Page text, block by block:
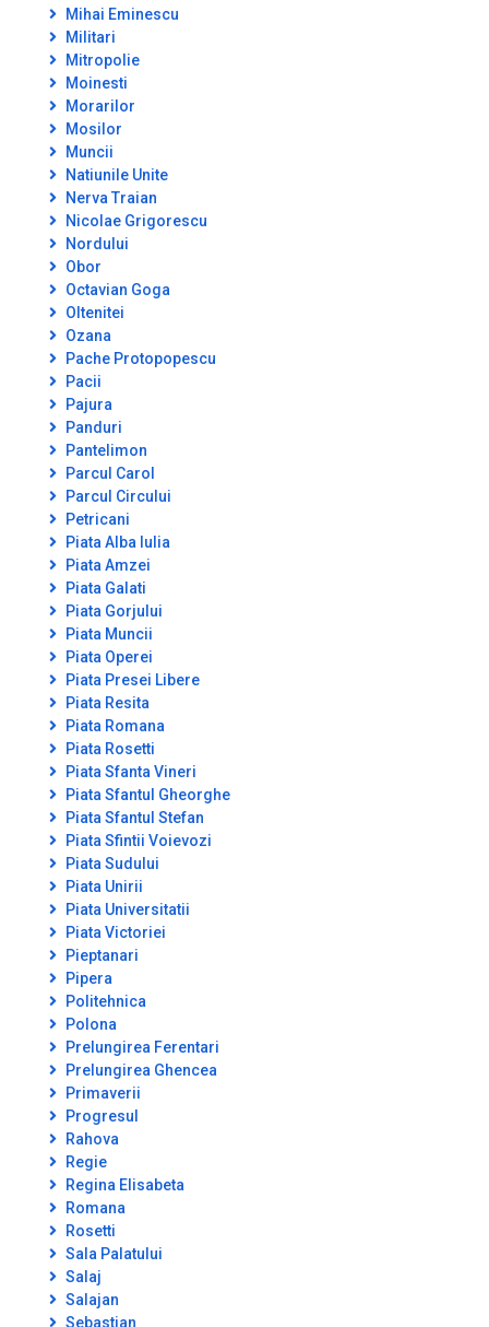
Mihai Eminescu
Militari
Mitropolie
Moinesti
Morarilor
Mosilor
Muncii
Natiunile Unite
Nerva Traian
Nicolae Grigorescu
Nordului
Obor
Octavian Goga
Oltenitei
Ozana
Pache Protopopescu
Pacii
Pajura
Panduri
Pantelimon
Parcul Carol
Parcul Circului
Petricani
Piata Alba Iulia
Piata Amzei
Piata Galati
Piata Gorjului
Piata Muncii
Piata Operei
Piata Presei Libere
Piata Resita
Piata Romana
Piata Rosetti
Piata Sfanta Vineri
Piata Sfantul Gheorghe
Piata Sfantul Stefan
Piata Sfintii Voievozi
Piata Sudului
Piata Unirii
Piata Universitatii
Piata Victoriei
Pieptanari
Pipera
Politehnica
Polona
Prelungirea Ferentari
Prelungirea Ghencea
Primaverii
Progresul
Rahova
Regie
Regina Elisabeta
Romana
Rosetti
Sala Palatului
Salaj
Salajan
Sebastian